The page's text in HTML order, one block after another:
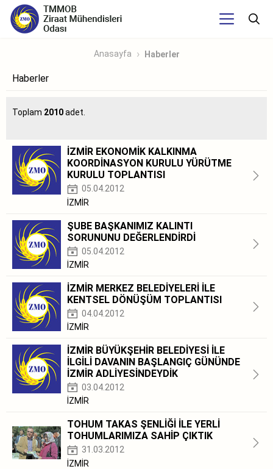
Anasayfa Haberler
Haberler
Toplam 2010adet.
İZMİR EKONOMİK KALKINMA
KOORDİNASYON KURULU YÜRÜTME
KURULU TOPLANTISI
05.04.2012
İZMİR
ŞUBE BAŞKANIMIZ KALINTI
SORUNUNU DEĞERLENDİRDİ
05.04.2012
İZMİR
İZMİR MERKEZ BELEDİYELERİ İLE
KENTSEL DÖNÜŞÜM TOPLANTISI
04.04.2012
İZMİR
İZMİR BÜYÜKŞEHİR BELEDİYESİ İLE
İLGİLİ DAVANIN BAŞLANGIÇ GÜNÜNDE
İZMİR ADLİYESİNDEYDİK
03.04.2012
İZMİR
TOHUM TAKAS ŞENLİĞİ İLE YERLİ
TOHUMLARIMIZA SAHİP ÇIKTIK
31.03.2012
İZMİR